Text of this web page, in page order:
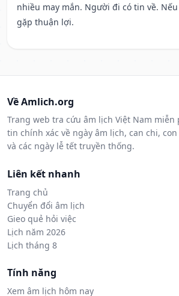
nhiều may mắn. Người đi có tin về.
gặp thuận lợi.
Về Amlich.org
Trang web tra cứu âm lịch Việt Nam
tin chính xác về ngày âm lịch, can chi,
và các ngày lễ tết truyền thống.
Liên kết nhanh
Trang chủ
Chuyển đổi âm lịch
Gieo quẻ hỏi việc
Lịch năm 2026
Lịch tháng 8
Tính năng
Xem âm lịch hôm nay